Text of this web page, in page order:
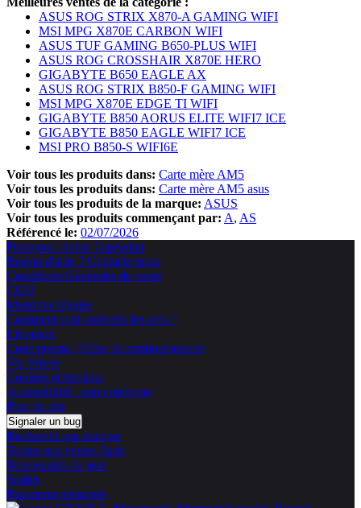
ASUS ROG STRIX X870-A GAMING WIFI
MSI MPG X870E CARBON WIFI
ASUS TUF GAMING B650-PLUS WIFI
ASUS ROG CROSSHAIR X870E HERO
GIGABYTE B650 EAGLE AX
ASUS ROG STRIX B850-F GAMING WIFI
MSI MPG X870E EDGE TI WIFI
GIGABYTE B850 AORUS ELITE WIFI7 ICE
GIGABYTE B850 EAGLE WIFI7 ICE
MSI PRO B850-S WIFI6E
Voir tous les produits dans: Carte mère AM5
Voir tous les produits dans: Carte mère AM5 asus
Voir tous les produits de la marque: ASUS
Voir tous les produits commençant par: A AS
Référencé le: 02/07/2026
Pourquoi choisir TopAchat
Besoin d'aide ? Contacte nous
Conditions Générales de vente
CGU
Mentions légales
Comment sont collectés les avis ?
Livraison
Code promo / Offre de remboursement
Vie Privée
Cookies et trackers
Accessibilité : non conforme
Plan du site
Signaler un bug
Recherche par marque
Toutes nos ventes flash
Nouveautés du jour
Soldes
Paiements sécurisés